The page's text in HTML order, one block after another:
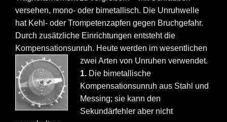
versehen, mono- oder bimetallisch. Die Unruhwelle
hat Kehl- oder Trompetenzapfen gegen Bruchgefahr.
Durch zusätzliche Einrichtungen entsteht die
Kompensationsunruh. Heute werden im wesentlichen
zwei Arten von Unruhen verwendet.
1. Die bimetallische
Kompensationsunruh aus Stahl und
Messing; sie kann den
Sekundärfehler aber nicht